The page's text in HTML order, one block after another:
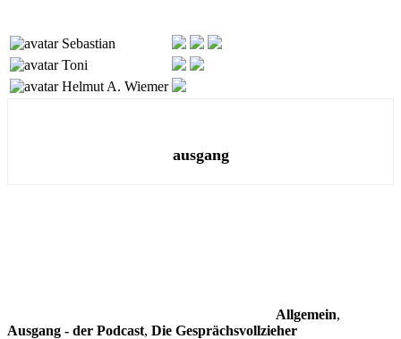
Sebastian
Toni
Helmut A. Wiemer
ausgang
Allgemein,
Ausgang - der Podcast, Die Gesprächsvollzieher